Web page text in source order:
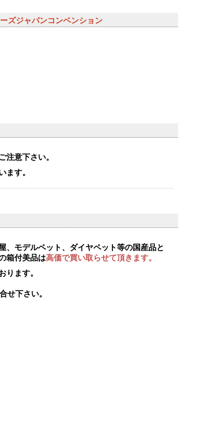
ジャパンコンベンション
意下さい。
ます。
、モデルペット、ダイヤペット等の国産品と
箱付美品は高価で買い取らせて頂きます。
ります。
せ下さい。